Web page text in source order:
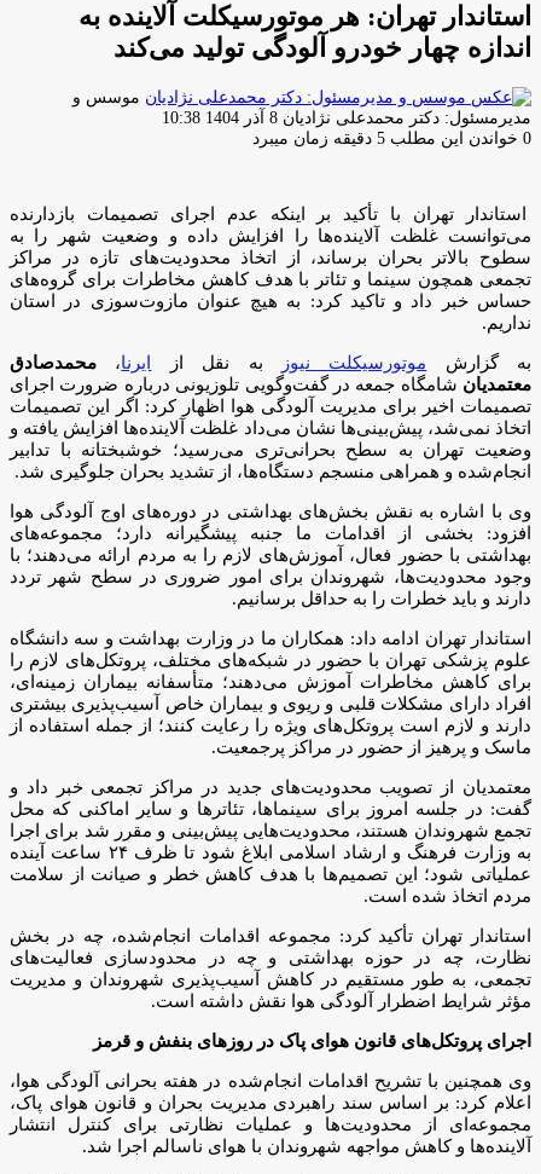
استاندار تهران: هر موتورسیکلت آلاینده به
اندازه چهار خودرو آلودگی تولید می‌کند
موسس و
مدیرمسئول: دکتر محمدعلی نژادیان ارسال
ایمیل
8 آذر 1404 10:38
0 خواندن این مطلب 5 دقیقه زمان میبرد
استاندار تهران با تأکید بر اینکه عدم اجرای تصمیمات بازدارنده
می‌توانست غلظت آلاینده‌ها را افزایش داده و وضعیت شهر را به
سطوح بالاتر بحران برساند، از اتخاذ محدودیت‌های تازه در مراکز
تجمعی همچون سینما و تئاتر با هدف کاهش مخاطرات برای گروه‌های
حساس خبر داد و تاکید کرد: به هیچ عنوان مازوت‌سوزی در استان
نداریم.
به گزارش موتورسیکلت نیوز به نقل از ایرنا، محمدصادق
معتمدیان شامگاه جمعه در گفت‌وگویی تلوزیونی درباره ضرورت اجرای
تصمیمات اخیر برای مدیریت آلودگی هوا اظهار کرد: اگر این تصمیمات
اتخاذ نمی‌شد، پیش‌بینی‌ها نشان می‌داد غلظت آلاینده‌ها افزایش یافته و
وضعیت تهران به سطح بحرانی‌تری می‌رسید؛ خوشبختانه با تدابیر
انجام‌شده و همراهی منسجم دستگاه‌ها، از تشدید بحران جلوگیری شد.
وی با اشاره به نقش بخش‌های بهداشتی در دوره‌های اوج آلودگی هوا
افزود: بخشی از اقدامات ما جنبه پیشگیرانه دارد؛ مجموعه‌های
بهداشتی با حضور فعال، آموزش‌های لازم را به مردم ارائه می‌دهند؛ با
وجود محدودیت‌ها، شهروندان برای امور ضروری در سطح شهر تردد
دارند و باید خطرات را به حداقل برسانیم.
استاندار تهران ادامه داد: همکاران ما در وزارت بهداشت و سه دانشگاه
علوم پزشکی تهران با حضور در شبکه‌های مختلف، پروتکل‌های لازم را
برای کاهش مخاطرات آموزش می‌دهند؛ متأسفانه بیماران زمینه‌ای،
افراد دارای مشکلات قلبی و ریوی و بیماران خاص آسیب‌پذیری بیشتری
دارند و لازم است پروتکل‌های ویژه را رعایت کنند؛ از جمله استفاده از
ماسک و پرهیز از حضور در مراکز پرجمعیت.
معتمدیان از تصویب محدودیت‌های جدید در مراکز تجمعی خبر داد و
گفت: در جلسه امروز برای سینماها، تئاترها و سایر اماکنی که محل
تجمع شهروندان هستند، محدودیت‌هایی پیش‌بینی و مقرر شد برای اجرا
به وزارت فرهنگ و ارشاد اسلامی ابلاغ شود تا ظرف ۲۴ ساعت آینده
عملیاتی شود؛ این تصمیم‌ها با هدف کاهش خطر و صیانت از سلامت
مردم اتخاذ شده است.
استاندار تهران تأکید کرد: مجموعه اقدامات انجام‌شده، چه در بخش
نظارت، چه در حوزه بهداشتی و چه در محدودسازی فعالیت‌های
تجمعی، به طور مستقیم در کاهش آسیب‌پذیری شهروندان و مدیریت
مؤثر شرایط اضطرار آلودگی هوا نقش داشته است.
اجرای پروتکل‌های قانون هوای پاک در روزهای بنفش و قرمز
وی همچنین با تشریح اقدامات انجام‌شده در هفته بحرانی آلودگی هوا،
اعلام کرد: بر اساس سند راهبردی مدیریت بحران و قانون هوای پاک،
مجموعه‌ای از محدودیت‌ها و عملیات نظارتی برای کنترل انتشار
آلاینده‌ها و کاهش مواجهه شهروندان با هوای ناسالم اجرا شد.